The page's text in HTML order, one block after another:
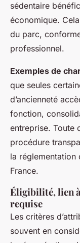
sédentaire
économique.
du parc,
professionnel.
Exemples de
que seules
d’ancienneté
fonction,
entreprise. Toute
procédure
la réglementation
France.
Éligibilité, lien
requise
Les critères
souvent en